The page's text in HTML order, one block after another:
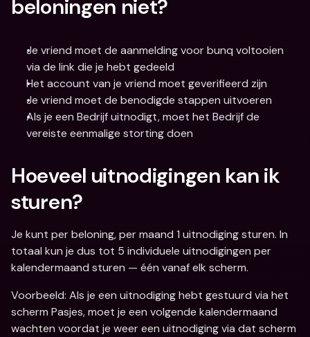
beloningen niet?
Je vriend moet de aanmelding voor bunq voltooien
via de link die je hebt gedeeld
Het account van je vriend moet geverifieerd zijn
Je vriend moet de benodigde stappen uitvoeren
Als je een Bedrijf uitnodigt, moet het Bedrijf de
vereiste eenmalige storting doen
Hoeveel uitnodigingen kan ik
sturen?
Je kunt per beloning, per maand 1 uitnodiging sturen. In
totaal kun je dus tot 5 individuele uitnodigingen per
kalendermaand sturen — één vanaf elk scherm.
Voorbeeld: Als je een uitnodiging hebt gestuurd via het
scherm Pasjes, moet je een volgende kalendermaand
wachten voordat je weer een uitnodiging via dat scherm